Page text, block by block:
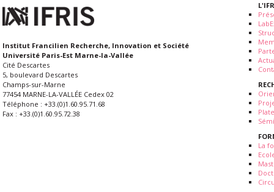
Institut Francilien Recherche, Innovation et Société
Université Paris-Est Marne-la-Vallée
Cité Descartes
5, boulevard Descartes
Champs-sur-Marne
77454 MARNE-LA-VALLÉE Cedex 02
Téléphone : +33.(0)1.60.95.71.68
Fax : +33.(0)1.60.95.72.38
La